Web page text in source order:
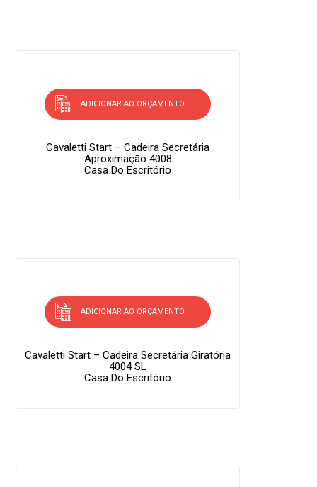
ADICIONAR AO ORÇAMENTO
Cavaletti Start – Cadeira Secretária
Aproximação 4008
Casa Do Escritório
ADICIONAR AO ORÇAMENTO
Cavaletti Start – Cadeira Secretária Giratória
4004 SL
Casa Do Escritório